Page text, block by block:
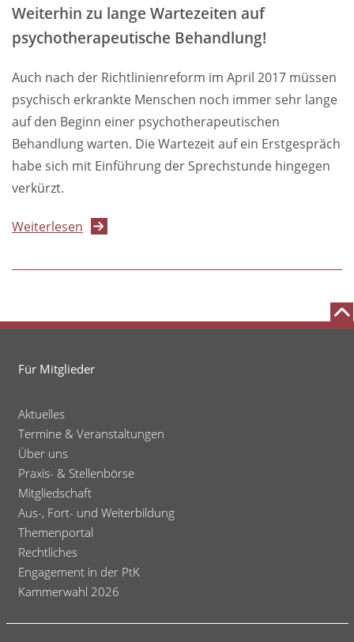
auf
ambulante
Weiterhin zu lange Wartezeiten auf
psychotherapeutische Behandlung!
Auch nach der Richtlinienreform im April 2017 müssen
psychisch erkrankte Menschen noch immer sehr lange
auf den Beginn einer psychotherapeutischen
Behandlung warten. Die Wartezeit auf ein Erstgespräch
habe sich mit Einführung der Sprechstunde hingegen
verkürzt.
Weiterlesen über
zu
Für Mitglieder
Aktuelles
Termine & Veranstaltungen
Über uns
Praxis- & Stellenbörse
Mitgliedschaft
Aus-, Fort- und Weiterbildung
Themenportal
Rechtliches
Engagement in der PtK
Kammerwahl 2026